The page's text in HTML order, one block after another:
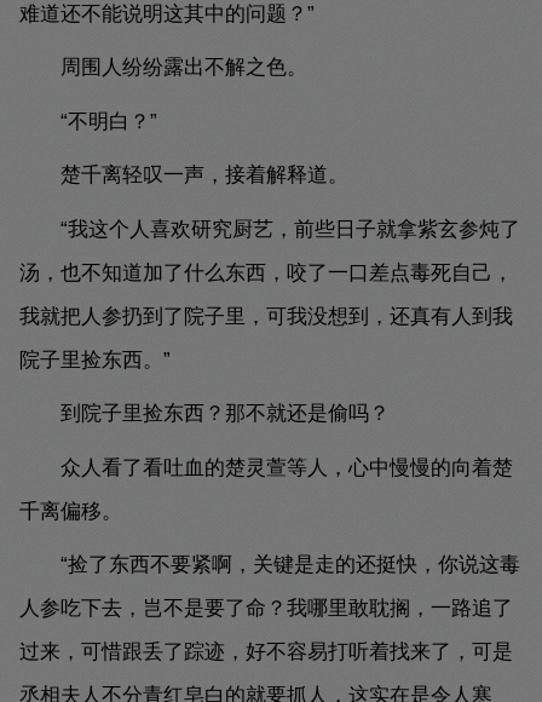
难道还不能说明这其中的问题？”
周围人纷纷露出不解之色。
“不明白？”
楚千离轻叹一声，接着解释道。
“我这个人喜欢研究厨艺，前些日子就拿紫玄参炖了
汤，也不知道加了什么东西，咬了一口差点毒死自己，
我就把人参扔到了院子里，可我没想到，还真有人到我
院子里捡东西。”
到院子里捡东西？那不就还是偷吗？
众人看了看吐血的楚灵萱等人，心中慢慢的向着楚
千离偏移。
“捡了东西不要紧啊，关键是走的还挺快，你说这毒
人参吃下去，岂不是要了命？我哪里敢耽搁，一路追了
过来，可惜跟丢了踪迹，好不容易打听着找来了，可是
丞相夫人不分青红皂白的就要抓人，这实在是令人寒